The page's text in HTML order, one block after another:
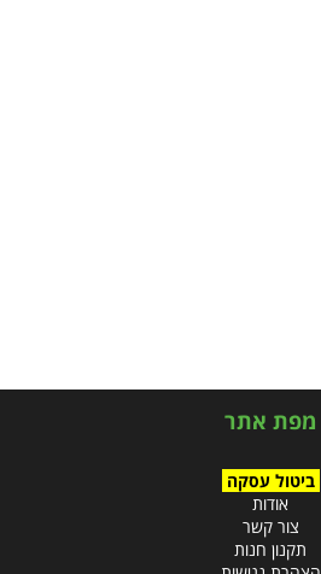
מפת אתר
ביטול עסקה
אודות
צור קשר
תקנון חנות